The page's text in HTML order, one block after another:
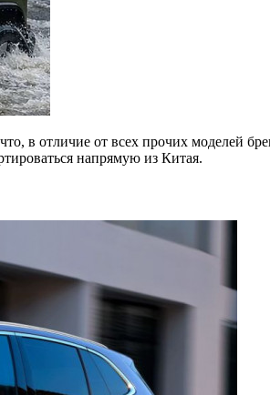
в отличие от всех прочих моделей
напрямую из Китая.